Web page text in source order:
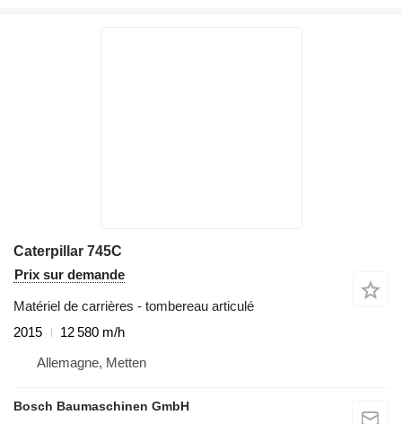
Caterpillar 745C
Prix sur demande
Matériel de carrières - tombereau articulé
2015
12 580 m/h
Allemagne, Metten
Bosch Baumaschinen GmbH